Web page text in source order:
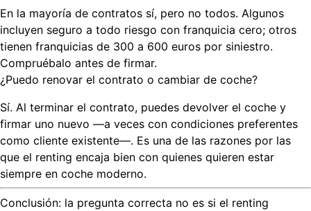
En la mayoría de contratos sí, pero no todos. Algunos
incluyen seguro a todo riesgo con franquicia cero; otros
tienen franquicias de 300 a 600 euros por siniestro.
Compruébalo antes de firmar.
¿Puedo renovar el contrato o cambiar de coche?
Sí. Al terminar el contrato, puedes devolver el coche y
firmar uno nuevo —a veces con condiciones preferentes
como cliente existente—. Es una de las razones por las
que el renting encaja bien con quienes quieren estar
siempre en coche moderno.
Conclusión: la pregunta correcta no es si el renting